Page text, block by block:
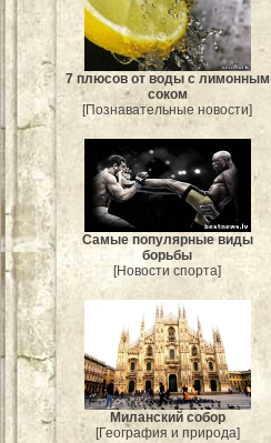
7 плюсов от воды с лимонным
соком
[Познавательные новости]
Самые популярные виды
борьбы
[Новости спорта]
Миланский собор
[География и природа]